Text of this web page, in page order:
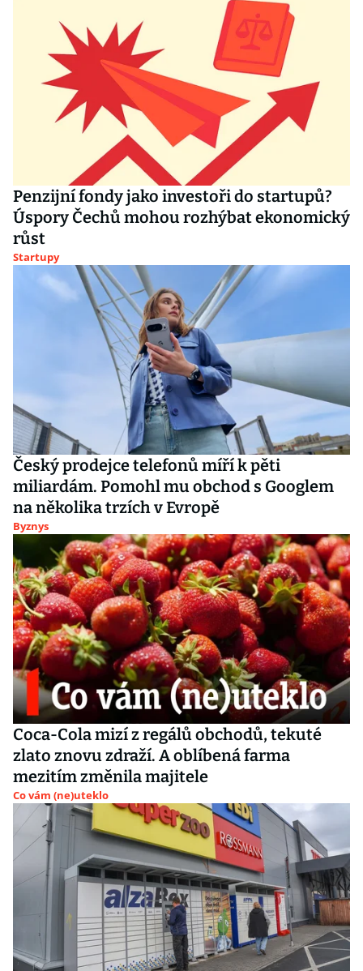
Penzijní fondy jako investoři do startupů?
Úspory Čechů mohou rozhýbat ekonomický
růst
Startupy
Český prodejce telefonů míří k pěti
miliardám. Pomohl mu obchod s Googlem
na několika trzích v Evropě
Byznys
Coca-Cola mizí z regálů obchodů, tekuté
zlato znovu zdraží. A oblíbená farma
mezitím změnila majitele
Co vám (ne)uteklo